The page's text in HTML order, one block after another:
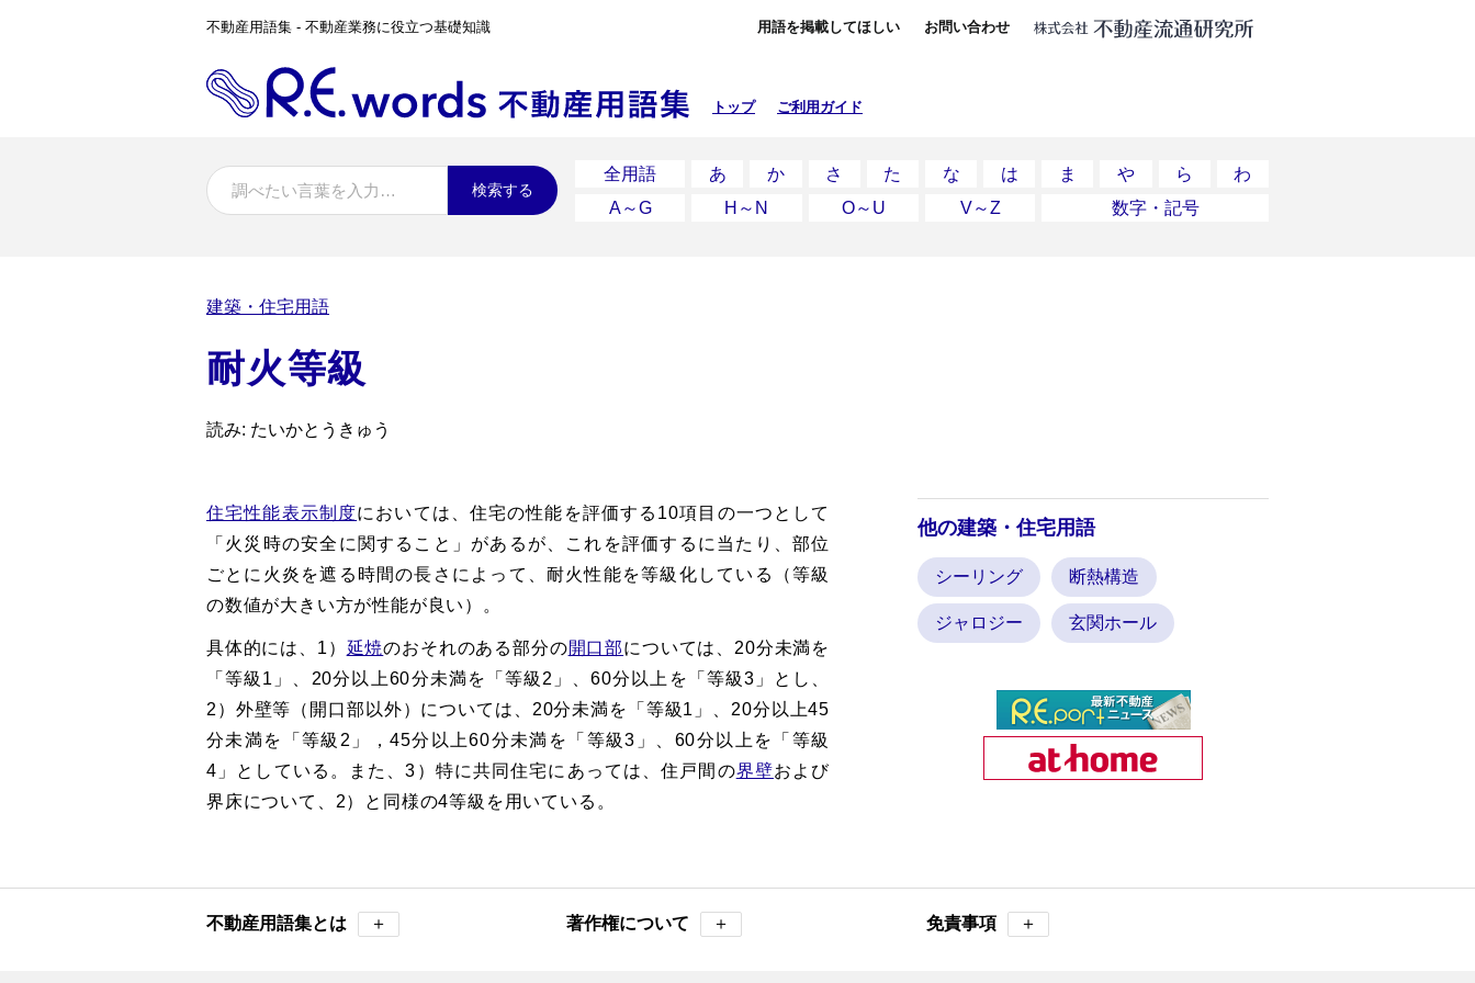
不動産用語集 - 不動産業務に役立つ基礎知識 用語を掲載してほしい お問い合わせ
トップ ご利用ガイド
検索する
全用語 あ か さ た な は ま や ら
わ
A～G
H～N O～U V～Z 数字・記号
建築・住宅用語
耐火等級
読み: たいかとうきゅう
住宅性能表示制度においては、住宅の性能を評価する10項目の一つとして
「火災時の安全に関すること」があるが、これを評価するに当たり、部位
ごとに火炎を遮る時間の長さによって、耐火性能を等級化している（等級
の数値が大きい方が性能が良い）。
具体的には、1） 延焼のおそれのある部分の開口部については、20分未満を
「等級1」、20分以上60分未満を「等級2」、60分以上を「等級3」とし、
2）外壁等（開口部以外）については、20分未満を「等級1」、20分以上45
分未満を「等級2」，45分以上60分未満を「等級3」、60分以上を「等級
4」としている。また、3）特に共同住宅にあっては、住戸間の界壁および
界床について、2）と同様の4等級を用いている。
他の建築・住宅用語
シーリング 断熱構造
ジャロジー 玄関ホール
不動産用語集とは ＋ 著作権について ＋ 免責事項 ＋